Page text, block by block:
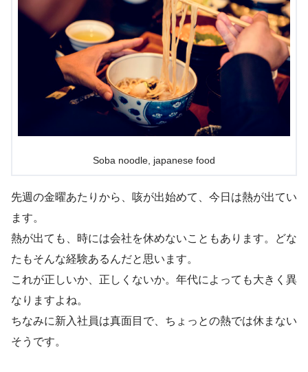
Soba noodle, japanese food
先週の金曜あたりから、咳が出始めて、今日は熱が出てい
ます。
熱が出ても、時には会社を休めないこともあります。どな
たもそんな経験あるんだと思います。
これが正しいか、正しくないか。年代によっても大きく異
なりますよね。
ちなみに新入社員は真面目で、ちょっとの熱では休まない
そうです。